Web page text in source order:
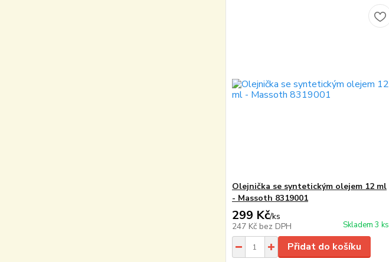
Olejnička se syntetickým olejem 12 ml
- Massoth 8319001
299 Kč/ks
247 Kč bez DPH Skladem 3 ks
Přidat do košíku